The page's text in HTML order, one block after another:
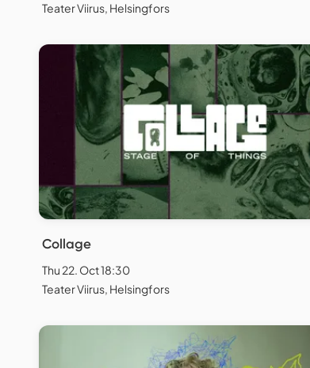
Teater Viirus, Helsingfors
Collage
Thu 22. Oct 18:30
Teater Viirus, Helsingfors